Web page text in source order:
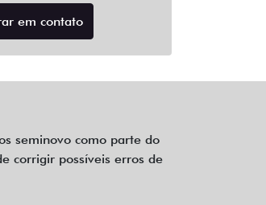
em contato
seminovo como parte do
corrigir possíveis erros de